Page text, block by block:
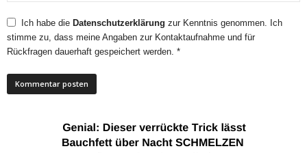
Ich habe die Datenschutzerklärung zur Kenntnis genommen. Ich
stimme zu, dass meine Angaben zur Kontaktaufnahme und für
Rückfragen dauerhaft gespeichert werden. *